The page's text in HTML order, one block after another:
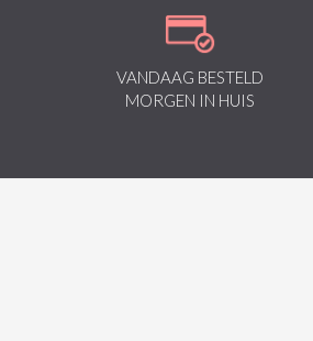
VANDAAG BESTELD
MORGEN IN HUIS